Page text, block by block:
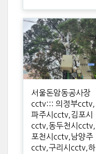
서울돈암동공사장
cctv::: 의정부cctv,
파주시cctv,김포시
cctv,동두천시cctv,
포천시cctv,남양주
cctv,구리시cctv,하